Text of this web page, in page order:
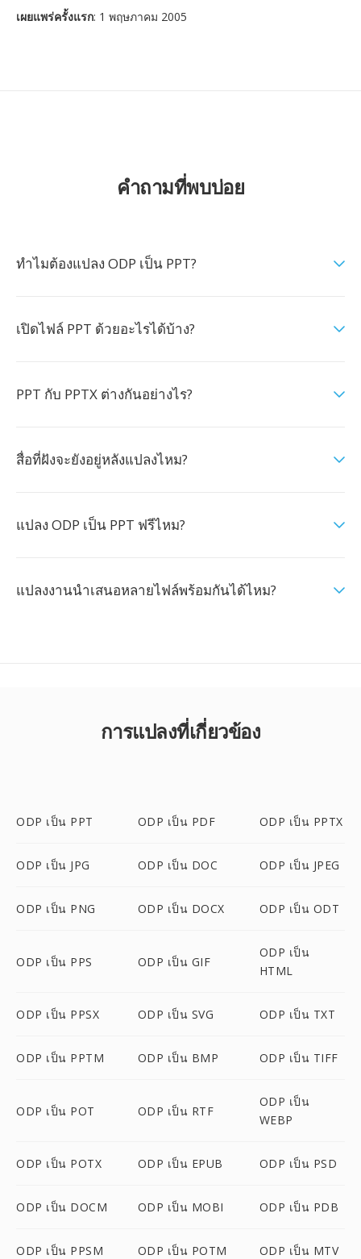
เผยแพร่ครั้งแรก: 1 พฤษภาคม 2005
คำถามที่พบบ่อย
ทำไมต้องแปลง ODP เป็น PPT?
เปิดไฟล์ PPT ด้วยอะไรได้บ้าง?
PPT กับ PPTX ต่างกันอย่างไร?
สื่อที่ฝังจะยังอยู่หลังแปลงไหม?
แปลง ODP เป็น PPT ฟรีไหม?
แปลงงานนำเสนอหลายไฟล์พร้อมกันได้ไหม?
การแปลงที่เกี่ยวข้อง
ODP เป็น PPT ODP เป็น PDF ODP เป็น PPTX
ODP เป็น JPG ODP เป็น DOC ODP เป็น JPEG
ODP เป็น PNG ODP เป็น DOCX ODP เป็น ODT
ODP เป็น PPS ODP เป็น GIF
ODP เป็น
HTML
ODP เป็น PPSX ODP เป็น SVG ODP เป็น TXT
ODP เป็น PPTM ODP เป็น BMP ODP เป็น TIFF
ODP เป็น POT ODP เป็น RTF
ODP เป็น
WEBP
ODP เป็น POTX ODP เป็น EPUB ODP เป็น PSD
ODP เป็น DOCM ODP เป็น MOBI ODP เป็น PDB
ODP เป็น PPSM ODP เป็น POTM ODP เป็น MTV